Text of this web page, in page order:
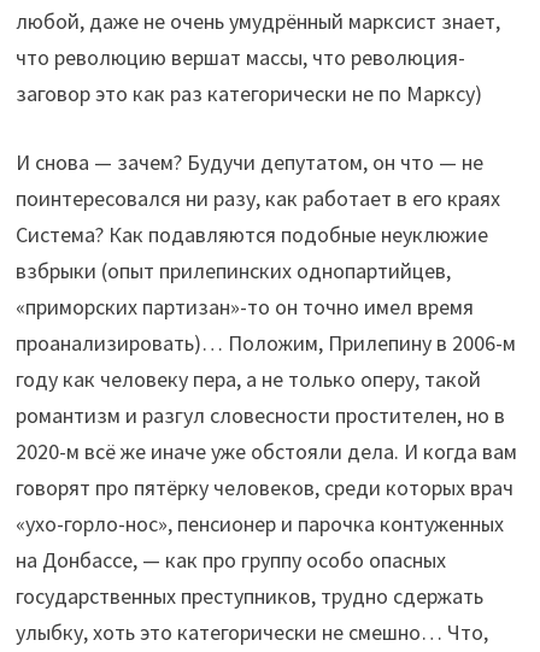
любой, даже не очень умудрённый марксист знает,
что революцию вершат массы, что революция-
заговор это как раз категорически не по Марксу)
И снова — зачем? Будучи депутатом, он что — не
поинтересовался ни разу, как работает в его краях
Система? Как подавляются подобные неуклюжие
взбрыки (опыт прилепинских однопартийцев,
«приморских партизан»-то он точно имел время
проанализировать)… Положим, Прилепину в 2006-м
году как человеку пера, а не только оперу, такой
романтизм и разгул словесности простителен, но в
2020-м всё же иначе уже обстояли дела. И когда вам
говорят про пятёрку человеков, среди которых врач
«ухо-горло-нос», пенсионер и парочка контуженных
на Донбассе, — как про группу особо опасных
государственных преступников, трудно сдержать
улыбку, хоть это категорически не смешно… Что,